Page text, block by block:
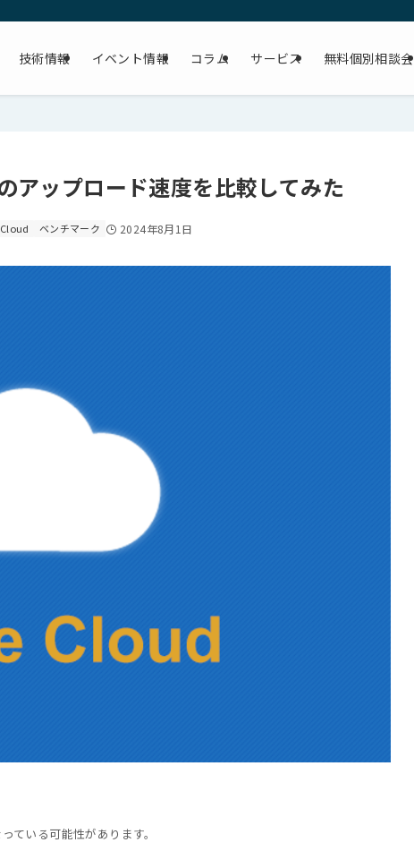
技術情報 イベント情報 コラム サービス 無料個別相談会
アップロード速度を比較してみた
ベンチマーク 2024年8月1日
ている可能性があります。